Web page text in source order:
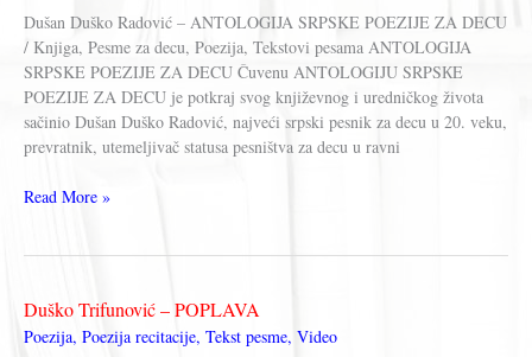
Dušan Duško Radović – ANTOLOGIJA SRPSKE POEZIJE ZA DECU
/ Knjiga, Pesme za decu, Poezija, Tekstovi pesama ANTOLOGIJA
SRPSKE POEZIJE ZA DECU Čuvenu ANTOLOGIJU SRPSКE
POEZIJE ZA DECU je potkraj svog književnog i uredničkog života
sačinio Dušan Duško Radović, najveći srpski pesnik za decu u 20. veku,
prevratnik, utemeljivač statusa pesništva za decu u ravni
Dušan
SRPSKE
POEZIJE
Read More »
Duško Trifunović – POPLAVA
Poezija, Poezija recitacije, Tekst pesme, Video